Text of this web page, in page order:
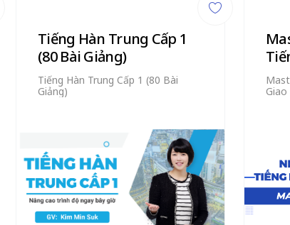
Tiếng Hàn Trung Cấp 1
(80 Bài Giảng)
Tiếng Hàn Trung Cấp 1 (80 Bài
Giảng)
bài